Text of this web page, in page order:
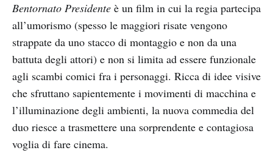
Bentornato Presidente è un film in cui la regia partecipa
all’umorismo (spesso le maggiori risate vengono
strappate da uno stacco di montaggio e non da una
battuta degli attori) e non si limita ad essere funzionale
agli scambi comici fra i personaggi. Ricca di idee visive
che sfruttano sapientemente i movimenti di macchina e
l’illuminazione degli ambienti, la nuova commedia del
duo riesce a trasmettere una sorprendente e contagiosa
voglia di fare cinema.